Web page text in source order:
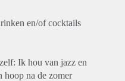
en/of cocktails
Ik hou van jazz en
hoop na de zomer